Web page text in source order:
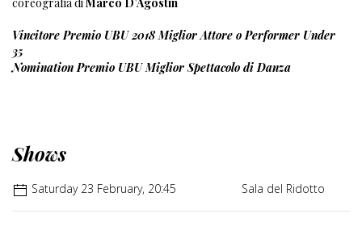
coreografia diMarco D’Agostin
Vincitore Premio UBU 2018 Miglior Attore o Performer Under
35
Nomination Premio UBU Miglior Spettacolo di Danza
Shows
Saturday 23 February, 20:45 Sala del Ridotto